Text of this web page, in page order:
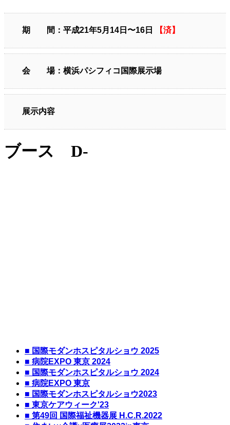
期 間：平成21年5月14日〜16日 【済】
会 場：横浜パシフィコ国際展示場
展示内容
ブース D-
■ 国際モダンホスピタルショウ 2025
■ 病院EXPO 東京 2024
■ 国際モダンホスピタルショウ 2024
■ 病院EXPO 東京
■ 国際モダンホスピタルショウ2023
■ 東京ケアウィーク'23
■ 第49回 国際福祉機器展 H.C.R.2022